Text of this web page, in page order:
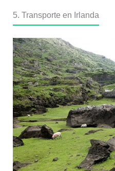
5. Transporte en Irlanda